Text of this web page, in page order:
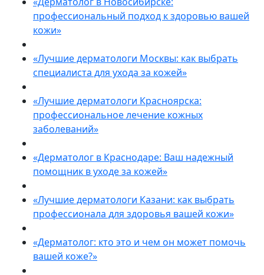
профессиональный подход к здоровью вашей
кожи»
«Лучшие дерматологи Москвы: как выбрать
специалиста для ухода за кожей»
«Лучшие дерматологи Красноярска:
профессиональное лечение кожных
заболеваний»
«Дерматолог в Краснодаре: Ваш надежный
помощник в уходе за кожей»
«Лучшие дерматологи Казани: как выбрать
профессионала для здоровья вашей кожи»
«Дерматолог: кто это и чем он может помочь
вашей коже?»